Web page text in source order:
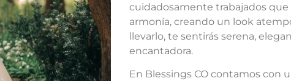
cuidadosamente trabajados
armonía, creando un look
llevarlo, te sentirás serena,
encantadora.
En Blessings CO contamos con